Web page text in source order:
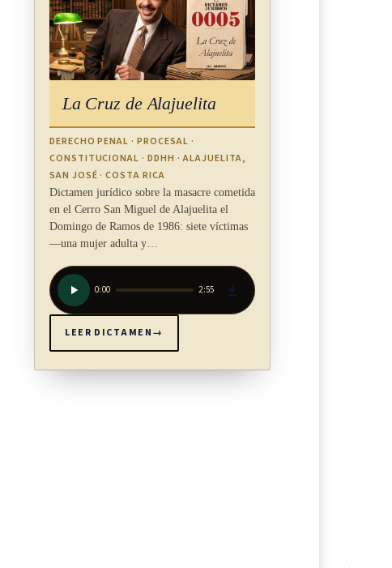
La Cruz de Alajuelita
DERECHO PENAL · PROCESAL ·
CONSTITUCIONAL · DDHH · ALAJUELITA,
SAN JOSÉ · COSTA RICA
Dictamen jurídico sobre la masacre cometida
en el Cerro San Miguel de Alajuelita el
Domingo de Ramos de 1986: siete víctimas
—una mujer adulta y…
0:00 2:55
LEER DICTAMEN→